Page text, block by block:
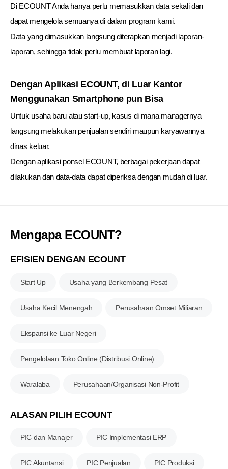
Di ECOUNT Anda hanya perlu memasukkan data sekali dan
dapat mengelola semuanya di dalam program kami.
Data yang dimasukkan langsung diterapkan menjadi laporan-
laporan, sehingga tidak perlu membuat laporan lagi.
Dengan Aplikasi ECOUNT, di Luar Kantor
Menggunakan Smartphone pun Bisa
Untuk usaha baru atau start-up, kasus di mana managernya
langsung melakukan penjualan sendiri maupun karyawannya
dinas keluar.
Dengan aplikasi ponsel ECOUNT, berbagai pekerjaan dapat
dilakukan dan data-data dapat diperiksa dengan mudah di luar.
Mengapa ECOUNT?
EFISIEN DENGAN ECOUNT
Start Up Usaha yang Berkembang Pesat
Usaha Kecil Menengah Perusahaan Omset Miliaran
Ekspansi ke Luar Negeri
Pengelolaan Toko Online (Distribusi Online)
Waralaba Perusahaan/Organisasi Non-Profit
ALASAN PILIH ECOUNT
PIC dan Manajer PIC Implementasi ERP
PIC Akuntansi PIC Penjualan PIC Produksi